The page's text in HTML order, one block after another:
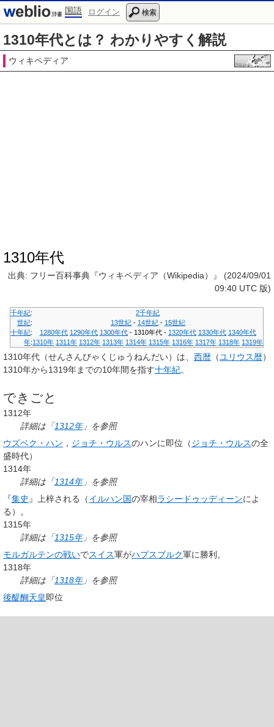
国語 ログイン 検索
1310年代とは？ わかりやすく解説
ウィキペディア
1310年代
出典: フリー百科事典『ウィキペディア（Wikipedia）』 (2024/09/01
09:40 UTC 版)
千年紀:
2千年紀
世紀: 13世紀- 14世紀- 15世紀
十年紀: 1280年代 1290年代 1300年代- 1310年代- 1320年代 1330年代 1340年代
年:1310年 1311年 1312年 1313年 1314年 1315年 1316年 1317年 1318年 1319年
1310年代 （せんさんびゃくじゅうねんだい）は、 西暦 （ユリウス暦）
1310年から1319年までの10年間を指す十年紀。
できごと
1312年
詳細は「1312年」を参照
ウズベク・ハン ， ジョチ・ウルスのハンに即位（ジョチ・ウルスの全
盛時代）
1314年
詳細は「1314年」を参照
『集史 』上梓される（イルハン国の宰相ラシードゥッディーンによ
る）。
1315年
詳細は「1315年」を参照
モルガルテンの戦いでスイス軍がハプスブルク軍に勝利。
1318年
詳細は「1318年」を参照
後醍醐天皇即位